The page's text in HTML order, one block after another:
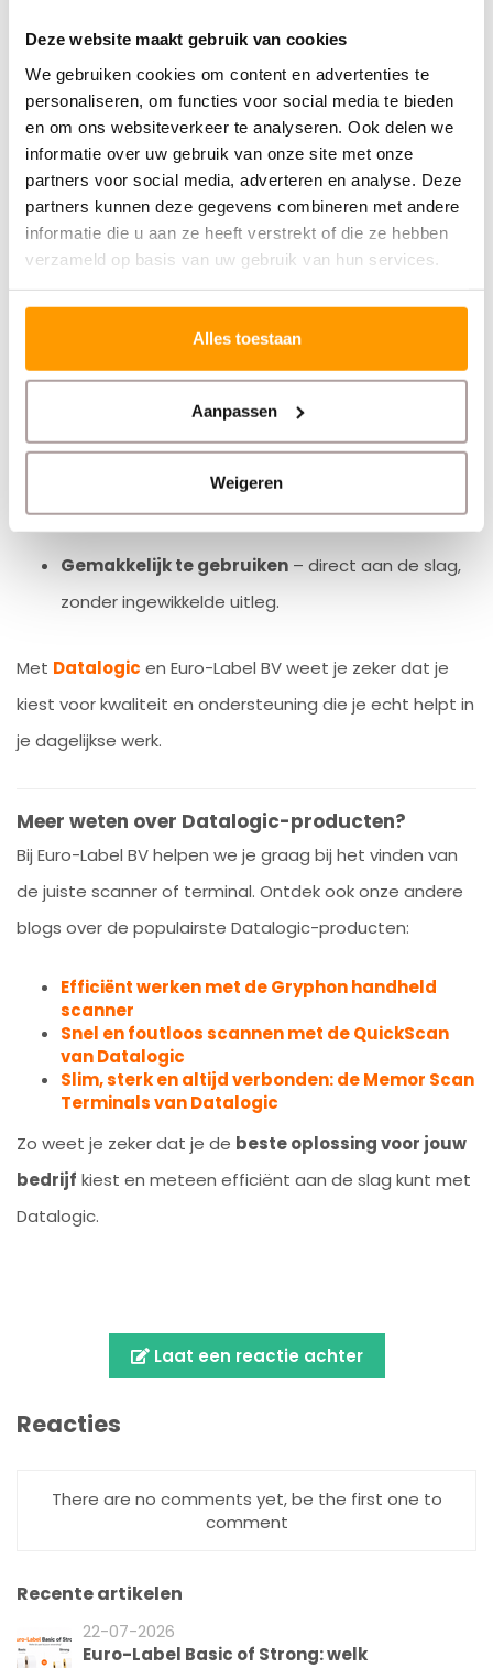
Deze website maakt gebruik van cookies
We gebruiken cookies om content en advertenties te
personaliseren, om functies voor social media te bieden
en om ons websiteverkeer te analyseren. Ook delen we
informatie over uw gebruik van onze site met onze
partners voor social media, adverteren en analyse. Deze
partners kunnen deze gegevens combineren met andere
informatie die u aan ze heeft verstrekt of die ze hebben
verzameld op basis van uw gebruik van hun services.
Alles toestaan
Aanpassen
Weigeren
computers voor datacollectie en inventarisaties.
Wij adviseren welk product voor jouw situatie het
handigst is en hoe je het eenvoudig gebruikt.
Waarom kiezen voor Datalogic?
Datalogic-producten zijn populair omdat ze:
– geschikt voor verschillende barcodes
Gemakkelijk te gebruiken – direct aan de slag,
zonder ingewikkelde uitleg.
Met Datalogic en Euro-Label BV weet je zeker dat je
kiest voor kwaliteit en ondersteuning die je echt helpt in
je dagelijkse werk.
Meer weten over Datalogic-producten?
Bij Euro-Label BV helpen we je graag bij het vinden van
de juiste scanner of terminal. Ontdek ook onze andere
blogs over de populairste Datalogic-producten:
Efficiënt werken met de Gryphon handheld
scanner
Snel en foutloos scannen met de QuickScan
van Datalogic
Slim, sterk en altijd verbonden: de Memor Scan
Terminals van Datalogic
Zo weet je zeker dat je de beste oplossing voor jouw
bedrijf kiest en meteen efficiënt aan de slag kunt met
Datalogic.
Laat een reactie achter
Reacties
There are no comments yet, be the first one to
comment
Recente artikelen
22-07-2026
Euro-Label Basic of Strong: welk